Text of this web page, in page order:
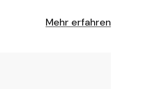
Mehr erfahren